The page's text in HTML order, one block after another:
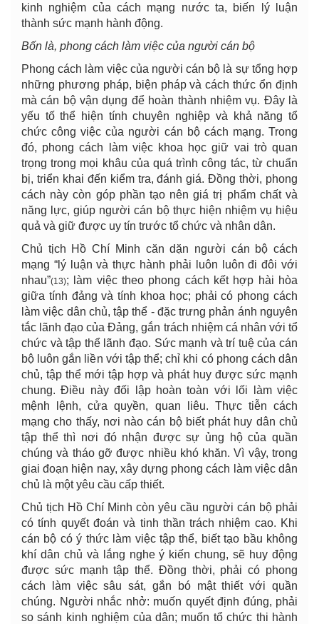
kinh nghiệm của cách mạng nước ta, biến lý luận
thành sức mạnh hành động.
Bốn là, phong cách làm việc của người cán bộ
Phong cách làm việc của người cán bộ là sự tổng hợp
những phương pháp, biện pháp và cách thức ổn định
mà cán bộ vận dụng để hoàn thành nhiệm vụ. Đây là
yếu tố thể hiện tính chuyên nghiệp và khả năng tổ
chức công việc của người cán bộ cách mạng. Trong
đó, phong cách làm việc khoa học giữ vai trò quan
trọng trong mọi khâu của quá trình công tác, từ chuẩn
bị, triển khai đến kiểm tra, đánh giá. Đồng thời, phong
cách này còn góp phần tạo nên giá trị phẩm chất và
năng lực, giúp người cán bộ thực hiện nhiệm vụ hiệu
quả và giữ được uy tín trước tổ chức và nhân dân.
Chủ tịch Hồ Chí Minh căn dặn người cán bộ cách
mạng “lý luận và thực hành phải luôn luôn đi đôi với
nhau”(13); làm việc theo phong cách kết hợp hài hòa
giữa tính đảng và tính khoa học; phải có phong cách
làm việc dân chủ, tập thể - đặc trưng phản ánh nguyên
tắc lãnh đạo của Đảng, gắn trách nhiệm cá nhân với tổ
chức và tập thể lãnh đạo. Sức mạnh và trí tuệ của cán
bộ luôn gắn liền với tập thể; chỉ khi có phong cách dân
chủ, tập thể mới tập hợp và phát huy được sức mạnh
chung. Điều này đối lập hoàn toàn với lối làm việc
mệnh lệnh, cửa quyền, quan liêu. Thực tiễn cách
mạng cho thấy, nơi nào cán bộ biết phát huy dân chủ
tập thể thì nơi đó nhận được sự ủng hộ của quần
chúng và tháo gỡ được nhiều khó khăn. Vì vậy, trong
giai đoạn hiện nay, xây dựng phong cách làm việc dân
chủ là một yêu cầu cấp thiết.
Chủ tịch Hồ Chí Minh còn yêu cầu người cán bộ phải
có tính quyết đoán và tinh thần trách nhiệm cao. Khi
cán bộ có ý thức làm việc tập thể, biết tạo bầu không
khí dân chủ và lắng nghe ý kiến chung, sẽ huy động
được sức mạnh tập thể. Đồng thời, phải có phong
cách làm việc sâu sát, gắn bó mật thiết với quần
chúng. Người nhắc nhở: muốn quyết định đúng, phải
so sánh kinh nghiệm của dân; muốn tổ chức thi hành